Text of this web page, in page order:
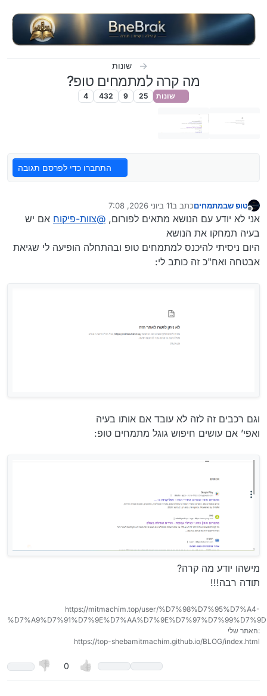
שונות
מה קרה למתמחים טופ?
שונות 25
9
432
4
התחברו כדי לפרסם תגובה
מנותק
טופ שבמתמחיםכתב ב11 ביוני 2026, 7:08
נערך לאחרונה על ידי
אני לא יודע עם הנושא מתאים לפורום, @צוות-פיקוח אם יש
בעיה תמחקו את הנושא
היום ניסיתי להיכנס למתמחים טופ ובהתחלה הופיעה לי שגיאת
אבטחה ואח"כ זה כותב לי:
וגם רכבים זה לזה לא עובד אם אותו בעיה
ואפי’ אם עושים חיפוש גוגל מתמחים טופ:
מישהו יודע מה קרה?
תודה רבה!!!
https://mitmachim.top/user/%D7%98%D7%95%D7%A4-
%D7%A9%D7%91%D7%9E%D7%AA%D7%9E%D7%97%D7%99%D7%9D
האתר שלי:
https://top-shebamitmachim.github.io/BLOG/index.html
0